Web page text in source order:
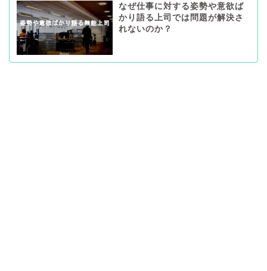
なぜ仕事に対する姿勢や意欲ば
かり語る上司では問題が解決さ
れないのか？